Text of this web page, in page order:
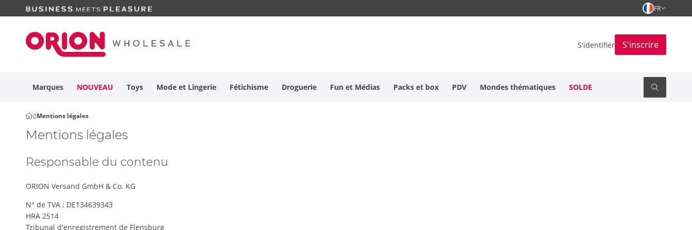
FR
S'identifier S'inscrire
Marques NOUVEAU Toys Mode et Lingerie Fétichisme Droguerie Fun et Médias Packs et box PDV Mondes thématiques SOLDE
Mentions légales
Mentions légales
Responsable du contenu
ORION Versand GmbH & Co. KG
N° de TVA : DE134639343
HRA 2514
Tribunal d'enregistrement de Flensburg